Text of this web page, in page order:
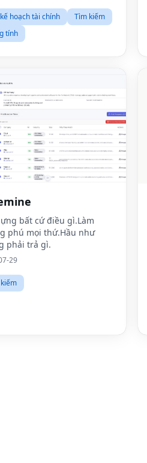
hoạch tài chính
Tìm kiếm
tính
bất cứ điều gì.Làm
phú mọi thứ.Hầu như
phải trả gì.
29